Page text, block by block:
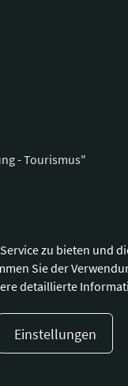
zu bieten und
Sie der
detaillierte
Einstellungen
- Tourismus"